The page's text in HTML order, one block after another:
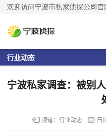
欢迎访问宁波市私家侦探公司官
行业动态
宁波私家调查：被别
频道： 行业动态 日